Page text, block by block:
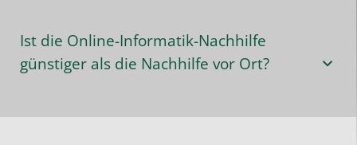
Ist die Online-Informatik-Nachhilfe
günstiger als die Nachhilfe vor Ort?